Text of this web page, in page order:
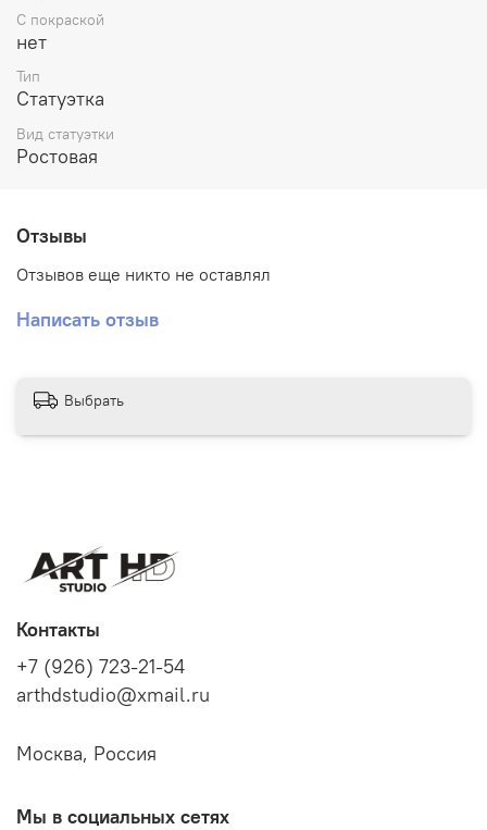
С покраской
нет
Тип
Статуэтка
Вид статуэтки
Ростовая
Отзывы
Отзывов еще никто не оставлял
Написать отзыв
Выбрать
Контакты
+7 (926) 723-21-54
arthdstudio@xmail.ru
Москва, Россия
Мы в социальных сетях